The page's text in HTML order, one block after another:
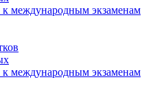
к международным экзаменам
к международным экзаменам